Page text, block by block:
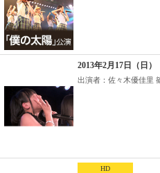
2013年2月17日（日
出演者：佐々木優佳里
HD